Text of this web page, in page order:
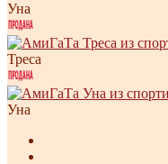
Уна
Треса
Уна